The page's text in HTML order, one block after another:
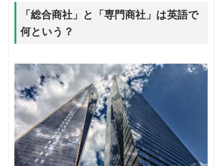
「総合商社」と「専門商社」は英語で
何という？